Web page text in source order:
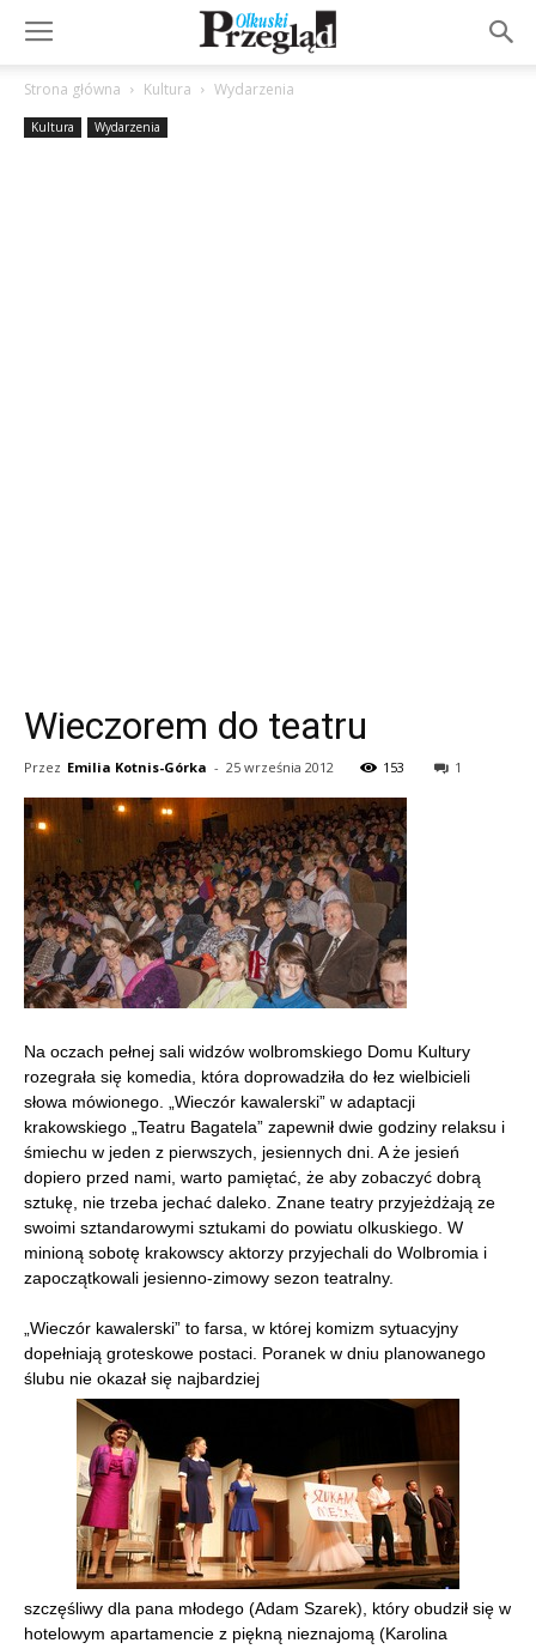
Strona główna Kultura Wydarzenia
Kultura Wydarzenia
Wieczorem do teatru
Przez Emilia Kotnis-Górka - 25 września 2012 153 1
Na oczach pełnej sali widzów wolbromskiego Domu Kultury
rozegrała się komedia, która doprowadziła do łez wielbicieli
słowa mówionego. „Wieczór kawalerski” w adaptacji
krakowskiego „Teatru Bagatela” zapewnił dwie godziny relaksu i
śmiechu w jeden z pierwszych, jesiennych dni. A że jesień
dopiero przed nami, warto pamiętać, że aby zobaczyć dobrą
sztukę, nie trzeba jechać daleko. Znane teatry przyjeżdżają ze
swoimi sztandarowymi sztukami do powiatu olkuskiego. W
minioną sobotę krakowscy aktorzy przyjechali do Wolbromia i
zapoczątkowali jesienno-zimowy sezon teatralny.
„Wieczór kawalerski” to farsa, w której komizm sytuacyjny
dopełniają groteskowe postaci. Poranek w dniu planowanego
ślubu nie okazał się najbardziej
szczęśliwy dla pana młodego (Adam Szarek), który obudził się w
hotelowym apartamencie z piękną nieznajomą (Karolina